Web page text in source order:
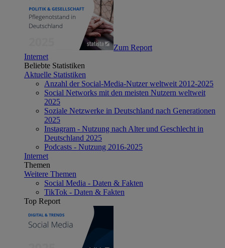
Zum Report
Internet
Beliebte Statistiken
Aktuelle Statistiken
Anzahl der Social-Media-Nutzer weltweit 2012-2025
Social Networks mit den meisten Nutzern weltweit
2025
Soziale Netzwerke in Deutschland nach Generationen
2025
Instagram - Nutzung nach Alter und Geschlecht in
Deutschland 2025
Podcasts - Nutzung 2016-2025
Internet
Themen
Weitere Themen
Social Media - Daten & Fakten
TikTok - Daten & Fakten
Top Report